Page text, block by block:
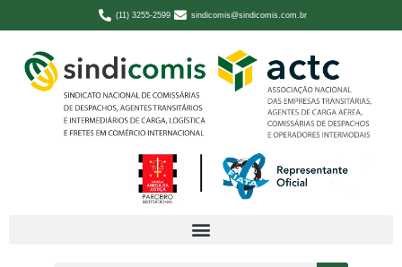
(11) 3255-2599 sindicomis@sindicomis.com.br